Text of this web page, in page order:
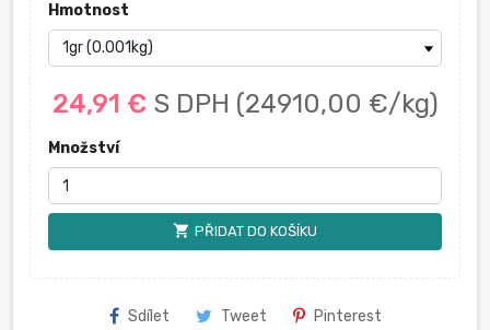
Hmotnost
24,91 € S DPH (24910,00 €/kg)
Množství
shopping_cart PŘIDAT DO KOŠÍKU
Sdílet Tweet Pinterest